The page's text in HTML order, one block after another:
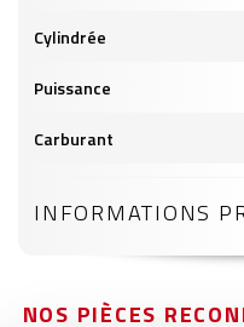
Cylindrée
Puissance
Carburant
INFORMATIONS
NOS PIÈCES